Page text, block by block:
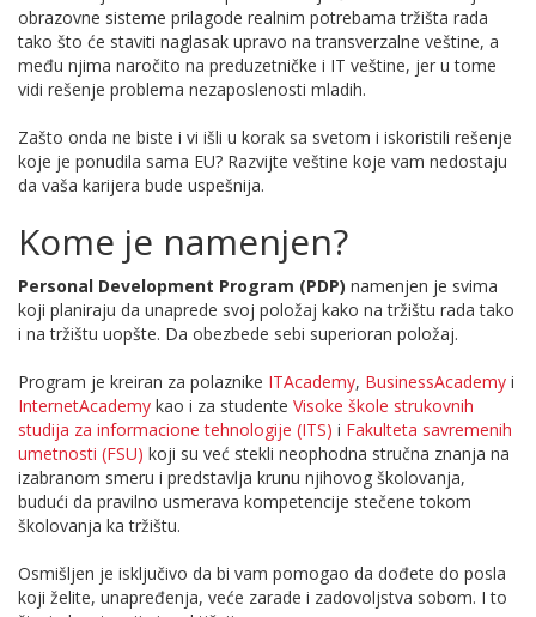
obrazovne sisteme prilagode realnim potrebama tržišta rada
tako što će staviti naglasak upravo na transverzalne veštine, a
među njima naročito na preduzetničke i IT veštine, jer u tome
vidi rešenje problema nezaposlenosti mladih.
Zašto onda ne biste i vi išli u korak sa svetom i iskoristili rešenje
koje je ponudila sama EU? Razvijte veštine koje vam nedostaju
da vaša karijera bude uspešnija.
Kome je namenjen?
Personal Development Program (PDP) namenjen je svima
koji planiraju da unaprede svoj položaj kako na tržištu rada tako
i na tržištu uopšte. Da obezbede sebi superioran položaj.
Program je kreiran za polaznike ITAcademy, BusinessAcademy i
InternetAcademy kao i za studente Visoke škole strukovnih
studija za informacione tehnologije (ITS) i Fakulteta savremenih
umetnosti (FSU) koji su već stekli neophodna stručna znanja na
izabranom smeru i predstavlja krunu njihovog školovanja,
budući da pravilno usmerava kompetencije stečene tokom
školovanja ka tržištu.
Osmišljen je isključivo da bi vam pomogao da dođete do posla
koji želite, unapređenja, veće zarade i zadovoljstva sobom. I to